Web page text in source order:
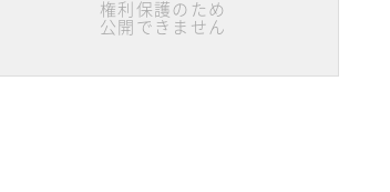
権利保護のため
公開できません